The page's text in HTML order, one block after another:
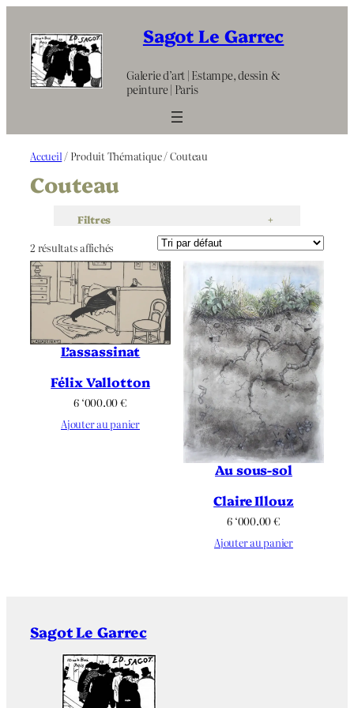
contenu
Sagot Le Garrec
Galerie d’art | Estampe, dessin &
peinture | Paris
Accueil / Produit Thématique / Couteau
Couteau
Filtres +
2 résultats affichés
L’assassinat
Félix Vallotton
6 ‘000.00€
Ajouter au panier
Au sous-sol
Claire Illouz
6 ‘000.00€
Ajouter au panier
Sagot Le Garrec